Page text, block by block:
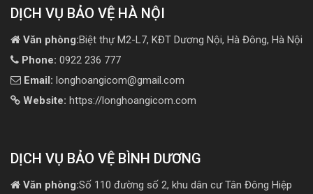
DỊCH VỤ BẢO VỆ HÀ NỘI
Văn phòng:Biệt thự M2-L7, KĐT Dương Nội, Hà Đông, Hà Nội
Phone: 0922 236 777
Email: longhoangicom@gmail.com
Website: https://longhoangicom.com
DỊCH VỤ BẢO VỆ BÌNH DƯƠNG
Văn phòng:Số 110 đường số 2, khu dân cư Tân Đông Hiệp